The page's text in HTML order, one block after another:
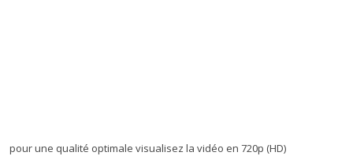
pour une qualité optimale visualisez la vidéo en 720p (HD)